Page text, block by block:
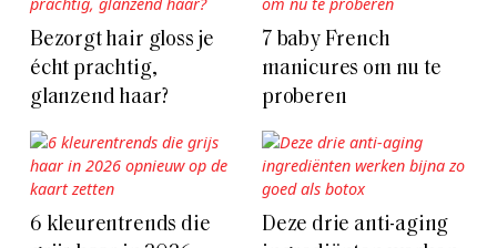
Bezorgt hair gloss je
écht prachtig,
glanzend haar?
7 baby French
manicures om nu te
proberen
6 kleurentrends die
Deze drie anti-aging